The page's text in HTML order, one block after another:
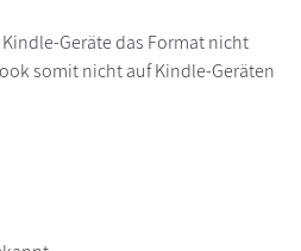
Geräte das Format nicht
somit nicht auf Kindle-Geräten